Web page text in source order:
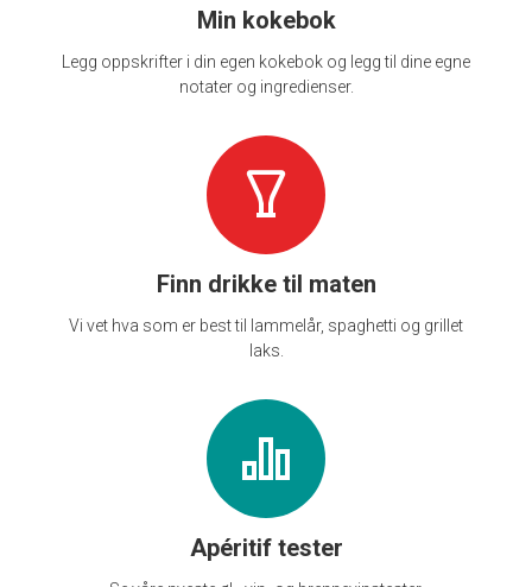
Min kokebok
Legg oppskrifter i din egen kokebok og legg til dine egne
notater og ingredienser.
Finn drikke til maten
Vi vet hva som er best til lammelår, spaghetti og grillet
laks.
Apéritif tester